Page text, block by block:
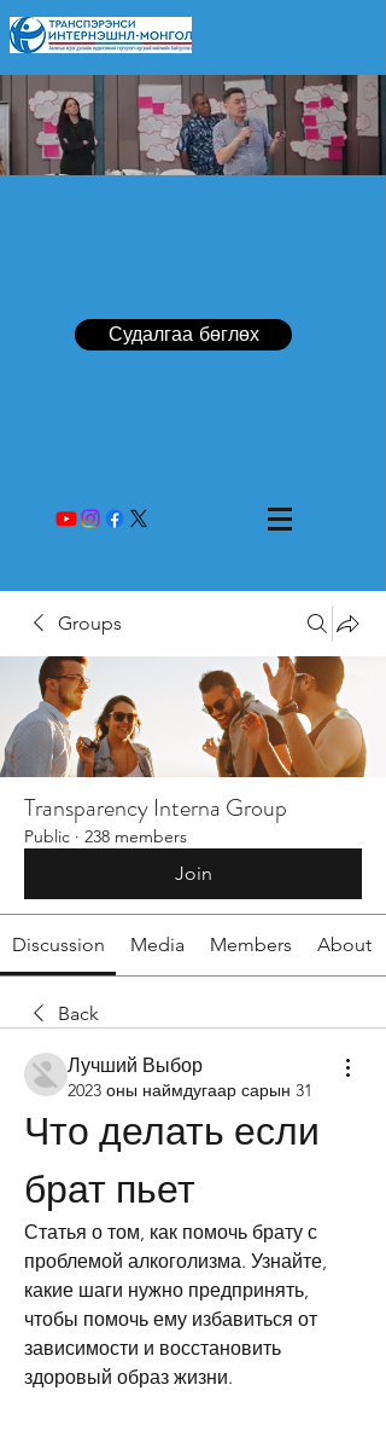
Судалгаа бөглөх
Groups
Transparency Interna Group
Public · 238 members
Join
Discussion Media Members About
Back
Лучший Выбор
2023 оны наймдугаар сарын 31
Что делать если
брат пьет
Статья о том, как помочь брату с
проблемой алкоголизма. Узнайте,
какие шаги нужно предпринять,
чтобы помочь ему избавиться от
зависимости и восстановить
здоровый образ жизни.